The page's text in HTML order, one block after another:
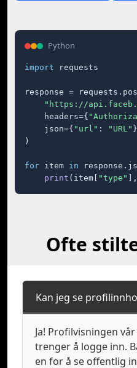
Python
import requests
response =
"https://
    headers={
    json={
"url" : "URL"
)
for item in
print (item[ "type"
Ofte
Kan jeg se
Ja! Profilvisningen
trenger å logge inn.
en for å se offentlig